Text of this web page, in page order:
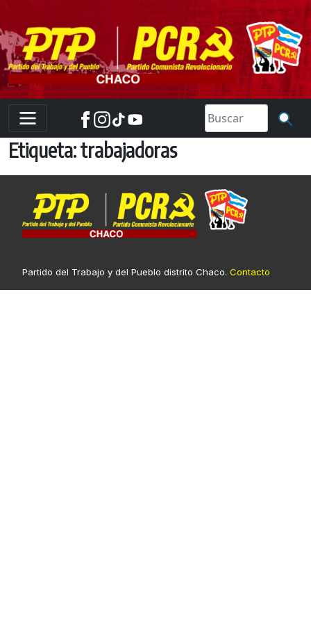
to
content
Etiqueta:trabajadoras
Partido del Trabajo y del Pueblo distrito Chaco. Contacto